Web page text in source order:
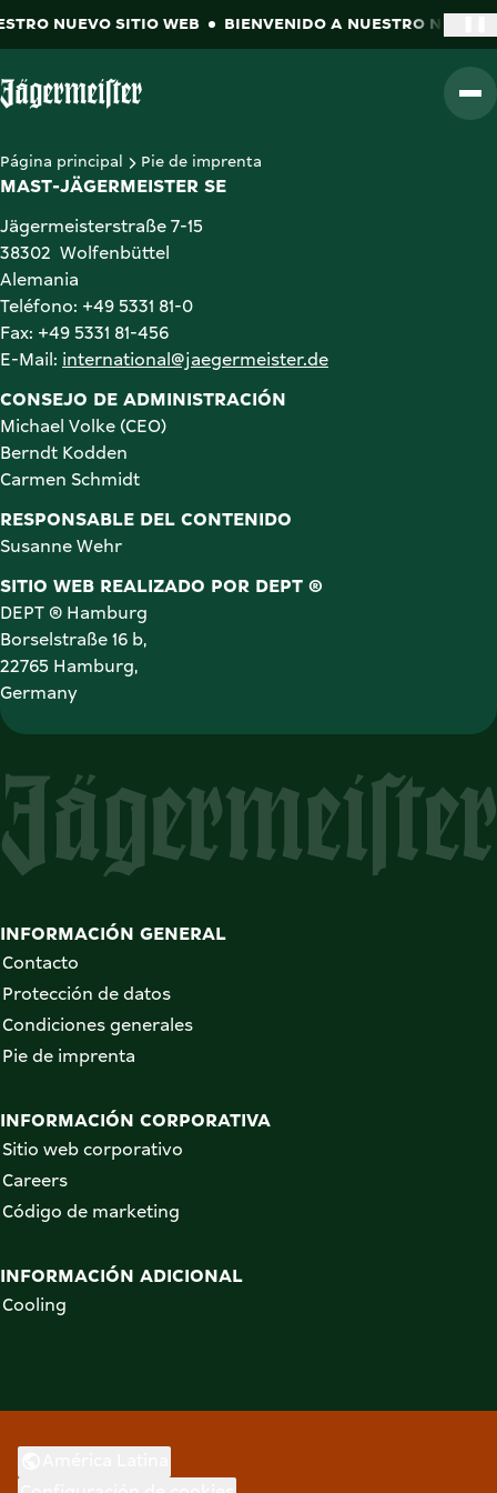
NUEVO SITIO WEB BIENVENIDO A NUESTRO NUEVO
Página principal Pie de imprenta
MAST-JÄGERMEISTER SE
Jägermeisterstraße 7-15
38302  Wolfenbüttel
Alemania
Teléfono: +49 5331 81-0
Fax: +49 5331 81-456
E-Mail: international@jaegermeister.de
Michael Volke (CEO)
Berndt Kodden
Carmen Schmidt
Susanne Wehr
SITIO WEB REALIZADO POR DEPT ®
DEPT ® Hamburg
Borselstraße 16 b,
22765 Hamburg,
Germany
INFORMACIÓN GENERAL
Contacto
Protección de datos
Condiciones generales
Pie de imprenta
INFORMACIÓN CORPORATIVA
Sitio web corporativo
Careers
Código de marketing
INFORMACIÓN ADICIONAL
Cooling